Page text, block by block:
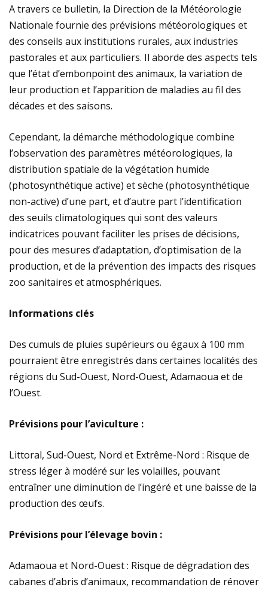
A travers ce bulletin, la Direction de la Météorologie
Nationale fournie des prévisions météorologiques et
des conseils aux institutions rurales, aux industries
pastorales et aux particuliers. Il aborde des aspects tels
que l’état d’embonpoint des animaux, la variation de
leur production et l’apparition de maladies au fil des
décades et des saisons.
Cependant, la démarche méthodologique combine
l’observation des paramètres météorologiques, la
distribution spatiale de la végétation humide
(photosynthétique active) et sèche (photosynthétique
non-active) d’une part, et d’autre part l’identification
des seuils climatologiques qui sont des valeurs
indicatrices pouvant faciliter les prises de décisions,
pour des mesures d’adaptation, d’optimisation de la
production, et de la prévention des impacts des risques
zoo sanitaires et atmosphériques.
Informations clés
Des cumuls de pluies supérieurs ou égaux à 100 mm
pourraient être enregistrés dans certaines localités des
régions du Sud-Ouest, Nord-Ouest, Adamaoua et de
l’Ouest.
Prévisions pour l’aviculture :
Littoral, Sud-Ouest, Nord et Extrême-Nord : Risque de
stress léger à modéré sur les volailles, pouvant
entraîner une diminution de l’ingéré et une baisse de la
production des œufs.
Prévisions pour l’élevage bovin :
Adamaoua et Nord-Ouest : Risque de dégradation des
cabanes d’abris d’animaux, recommandation de rénover